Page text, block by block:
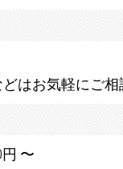
はお気軽にご相
〜